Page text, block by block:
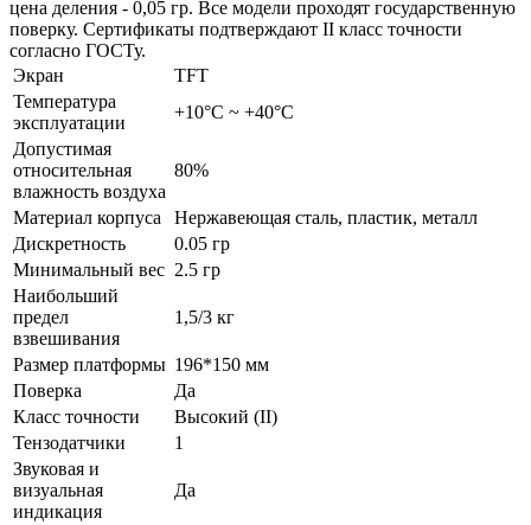
цена деления - 0,05 гр. Все модели проходят государственную
поверку. Сертификаты подтверждают II класс точности
согласно ГОСТу.
Экран
TFT
Температура
эксплуатации
+10°С ~ +40°С
Допустимая
относительная
влажность воздуха
80%
Материал корпуса
Нержавеющая сталь, пластик, металл
Дискретность
0.05 гр
Минимальный вес 2.5 гр
Наибольший
предел
взвешивания
1,5/3 кг
Размер платформы 196*150 мм
Поверка
Да
Класс точности
Высокий (II)
Тензодатчики
1
Звуковая и
визуальная
индикация
Да